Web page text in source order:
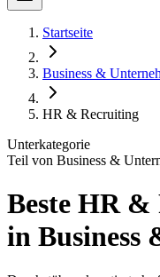
Startseite
Business &
HR & Recruiting
Unterkategorie
Teil von Business &
Beste HR
in Business